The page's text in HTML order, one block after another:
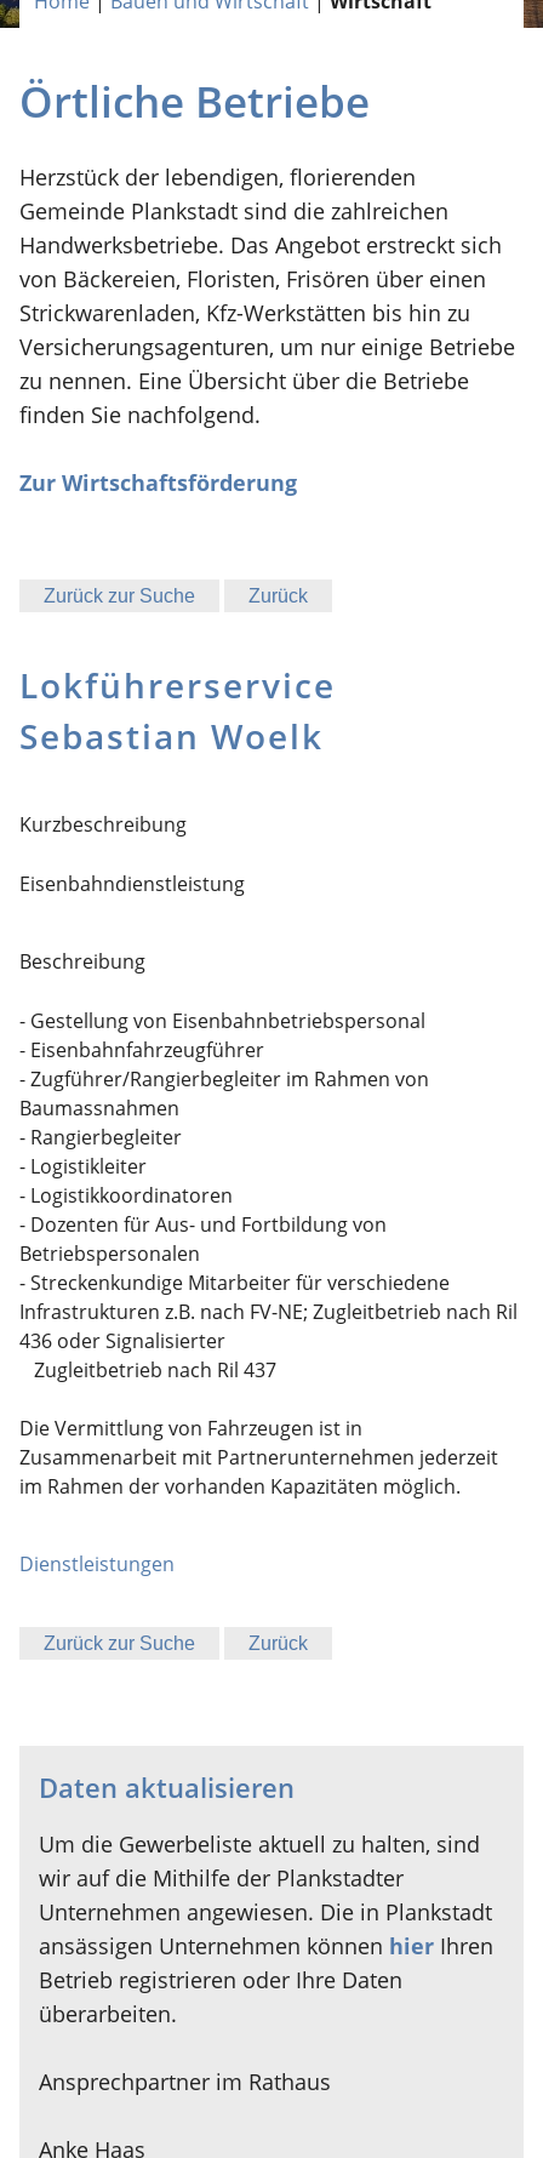
Örtliche Betriebe
Herzstück der lebendigen, florierenden
Gemeinde Plankstadt sind die zahlreichen
Handwerksbetriebe. Das Angebot erstreckt sich
von Bäckereien, Floristen, Frisören über einen
Strickwarenladen, Kfz-Werkstätten bis hin zu
Versicherungsagenturen, um nur einige Betriebe
zu nennen. Eine Übersicht über die Betriebe
finden Sie nachfolgend.
Zur Wirtschaftsförderung
Zurück zur Suche Zurück
Lokführerservice
Sebastian Woelk
Kurzbeschreibung
Eisenbahndienstleistung
Beschreibung
- Gestellung von Eisenbahnbetriebspersonal
- Eisenbahnfahrzeugführer
- Zugführer/Rangierbegleiter im Rahmen von
Baumassnahmen
- Rangierbegleiter
- Logistikleiter
- Logistikkoordinatoren
- Dozenten für Aus- und Fortbildung von
Betriebspersonalen
- Streckenkundige Mitarbeiter für verschiedene
Infrastrukturen z.B. nach FV-NE; Zugleitbetrieb nach Ril
436 oder Signalisierter
Zugleitbetrieb nach Ril 437
Die Vermittlung von Fahrzeugen ist in
Zusammenarbeit mit Partnerunternehmen jederzeit
im Rahmen der vorhanden Kapazitäten möglich.
Dienstleistungen
Zurück zur Suche Zurück
Daten aktualisieren
Um die Gewerbeliste aktuell zu halten, sind
wir auf die Mithilfe der Plankstadter
Unternehmen angewiesen. Die in Plankstadt
ansässigen Unternehmen können hier Ihren
Betrieb registrieren oder Ihre Daten
überarbeiten.
Ansprechpartner im Rathaus
Anke Haas